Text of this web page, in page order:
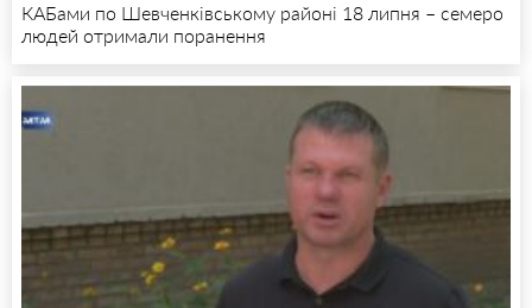
КАБами по Шевченківському районі 18 липня – семеро
людей отримали поранення